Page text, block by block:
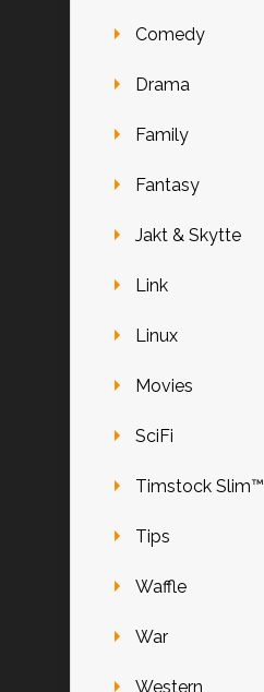
Comedy
Drama
Family
Fantasy
Jakt & Skytte
Link
Linux
Movies
SciFi
Timstock Slim™
Tips
Waffle
War
Western